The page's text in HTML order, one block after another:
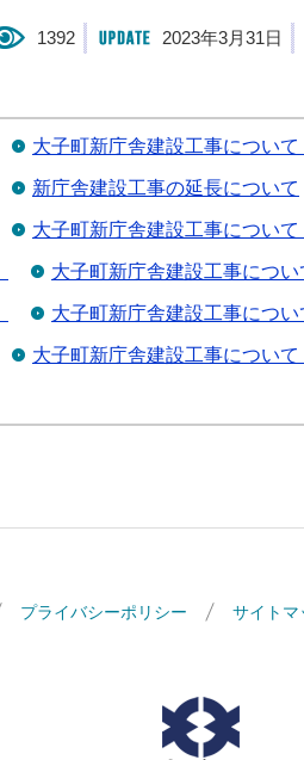
1392 2023年3月31日
大子町新庁舎建設工事について
新庁舎建設工事の延長について
大子町新庁舎建設工事について
大子町新庁舎建設工事につい
大子町新庁舎建設工事につい
大子町新庁舎建設工事について
プライバシーポリシー サイトマ